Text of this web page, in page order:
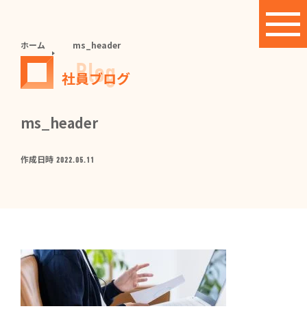
ホーム ms_header
Blog
社員ブログ
ms_header
作成日時 2022.05.11